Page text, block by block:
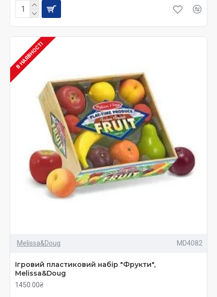
В НАЯВНОСТІ
Melissa&Doug MD4082
Ігровий пластиковий набір "Фрукти",
Melissa&Doug
1450.00₴